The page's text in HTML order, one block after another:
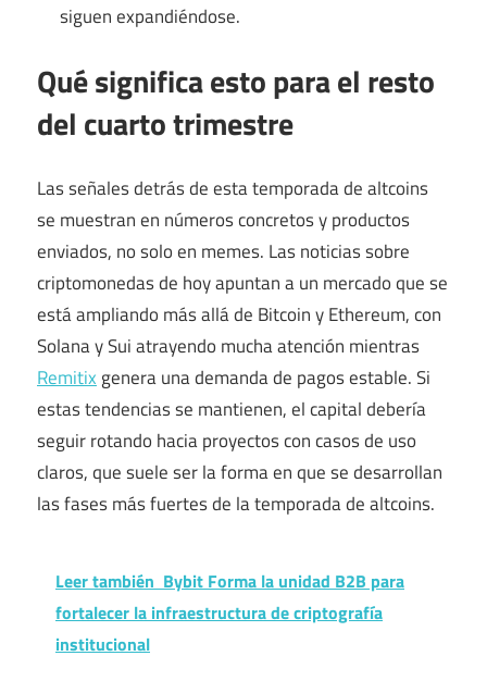
siguen expandiéndose.
Qué significa esto para el resto
del cuarto trimestre
Las señales detrás de esta temporada de altcoins
se muestran en números concretos y productos
enviados, no solo en memes. Las noticias sobre
criptomonedas de hoy apuntan a un mercado que se
está ampliando más allá de Bitcoin y Ethereum, con
Solana y Sui atrayendo mucha atención mientras
Remitix genera una demanda de pagos estable. Si
estas tendencias se mantienen, el capital debería
seguir rotando hacia proyectos con casos de uso
claros, que suele ser la forma en que se desarrollan
las fases más fuertes de la temporada de altcoins.
Leer también Bybit Forma la unidad B2B para
fortalecer la infraestructura de criptografía
institucional